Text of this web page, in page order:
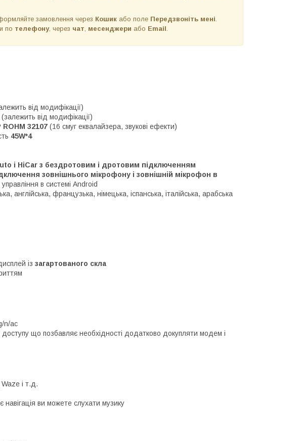
замовлення через Кошик або поле Передзвоніть мені
по телефону, через чат месенджери або Email
від модифікації)
(залежить від модифікації)
32107 (16 смуг еквалайзера, звукові ефекти)
45W*4
і HiCar з бездротовим і дротовим підключенням
зовнішнього мікрофону і зовнішній мікрофон в
в системі Android
англійська, французька, німецька, іспанська, італійська, арабська
із загартованого скла
n/ac
що позбавляє необхідності додатково докупляти модем і
і т.д.
ви можете слухати музику